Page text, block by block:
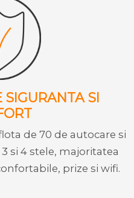
SIGURANTA SI
de 70 de autocare si
si 4 stele, majoritatea
prize si wifi.